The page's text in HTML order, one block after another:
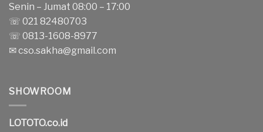
Senin – Jumat 08:00 – 17:00
☏ 021 82480703
☏ 0813-1608-8977
✉cso.sakha@gmail.com
SHOWROOM
LOTOTO.co.id